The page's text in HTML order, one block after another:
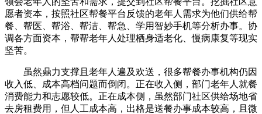
愿者资本，按照社区帮餐平台反馈的老年人需求为他们供给帮
餐、帮医、帮浴、帮洁、帮急、学用智妙手机等分析办事。协
调各方面资本，帮帮老年人处理栖身适老化、慢病康复等现实
坚苦。
虽然鼎力支撑且老年人遍及欢送，很多帮餐办事机构仍因
收入低、成本高档问题而倒闭。正在收入侧，部门老年人就餐
消费能力和志愿较低。正在成本侧，虽然部门社区供给场地省
去房租费用，但人工成本高，出格是送餐办事成本较高，且微